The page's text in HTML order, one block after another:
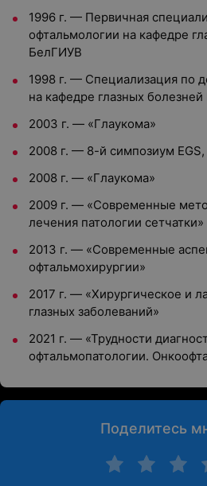
1996 г. — Первичная
офтальмологии на кафедре
БелГИУВ
1998 г. — Специализация по
на кафедре глазных
2003 г. — «Глаукома»
2008 г. — 8-й симпозиум
2008 г. — «Глаукома»
2009 г. — «Современные
лечения патологии сетчатки»
2013 г. — «Современные
офтальмохирургии»
2017 г. — «Хирургическое и
глазных заболеваний»
2021 г. — «Трудности
офтальмопатологии.
Поделитесь